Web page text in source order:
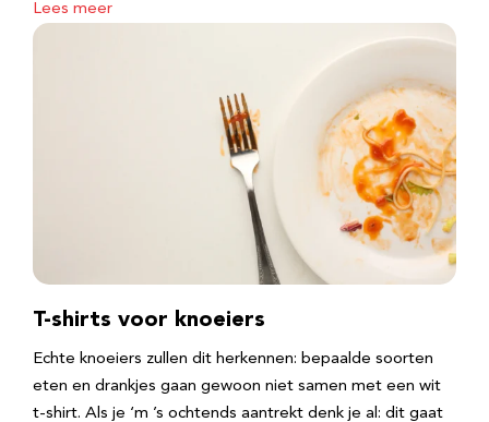
Lees meer
T-shirts voor knoeiers
Echte knoeiers zullen dit herkennen: bepaalde soorten
eten en drankjes gaan gewoon niet samen met een wit
t-shirt. Als je ‘m ’s ochtends aantrekt denk je al: dit gaat